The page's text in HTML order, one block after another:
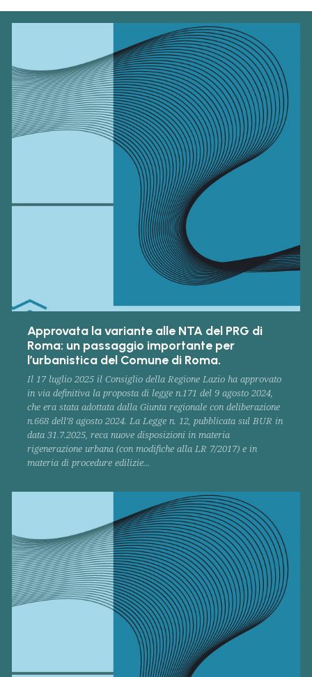
Approvata la variante alle NTA del PRG di
Roma: un passaggio importante per
l’urbanistica del Comune di Roma.
Il 17 luglio 2025 il Consiglio della Regione Lazio ha approvato
in via definitiva la proposta di legge n.171 del 9 agosto 2024,
che era stata adottata dalla Giunta regionale con deliberazione
n.668 dell’8 agosto 2024. La Legge n. 12, pubblicata sul BUR in
data 31.7.2025, reca nuove disposizioni in materia
rigenerazione urbana (con modifiche alla LR 7/2017) e in
materia di procedure edilizie...